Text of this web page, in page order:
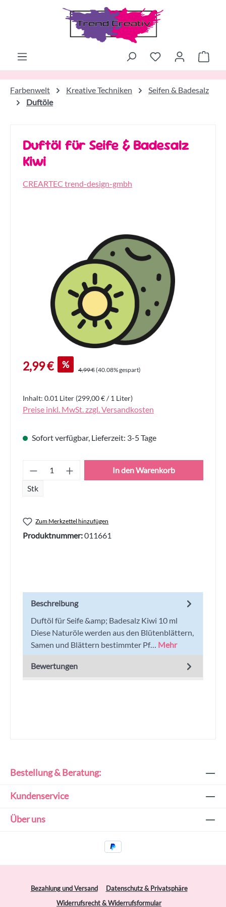
Zum Hauptinhalt springen
Farbenwelt Kreative Techniken
Seifen & Badesalz
Duftöle
Duftöl für Seife & Badesalz
Kiwi
CREARTEC trend-design-gmbh
Bildergalerie überspringen
Verkaufspreis:
2,99 € % Regulärer Preis:
4,99 €(40.08% gespart)
Inhalt: 0.01 Liter (299,00 € / 1 Liter)
Preise inkl. MwSt. zzgl. Versandkosten
Sofort verfügbar, Lieferzeit: 3-5 Tage
Produkt Anzahl: Gib den gewünschten
Stk
In den Warenkorb
Zum Merkzettel hinzufügen
Produktnummer:011661
Beschreibung
Duftöl für Seife &amp; Badesalz Kiwi 10 ml
Diese Naturöle werden aus den Blütenblättern,
Samen und Blättern bestimmter Pf… Mehr
Bewertungen
Bestellung & Beratung:
Kundenservice
Über uns
Bezahlung und Versand
Datenschutz & Privatsphäre
Widerrufsrecht & Widerrufsformular